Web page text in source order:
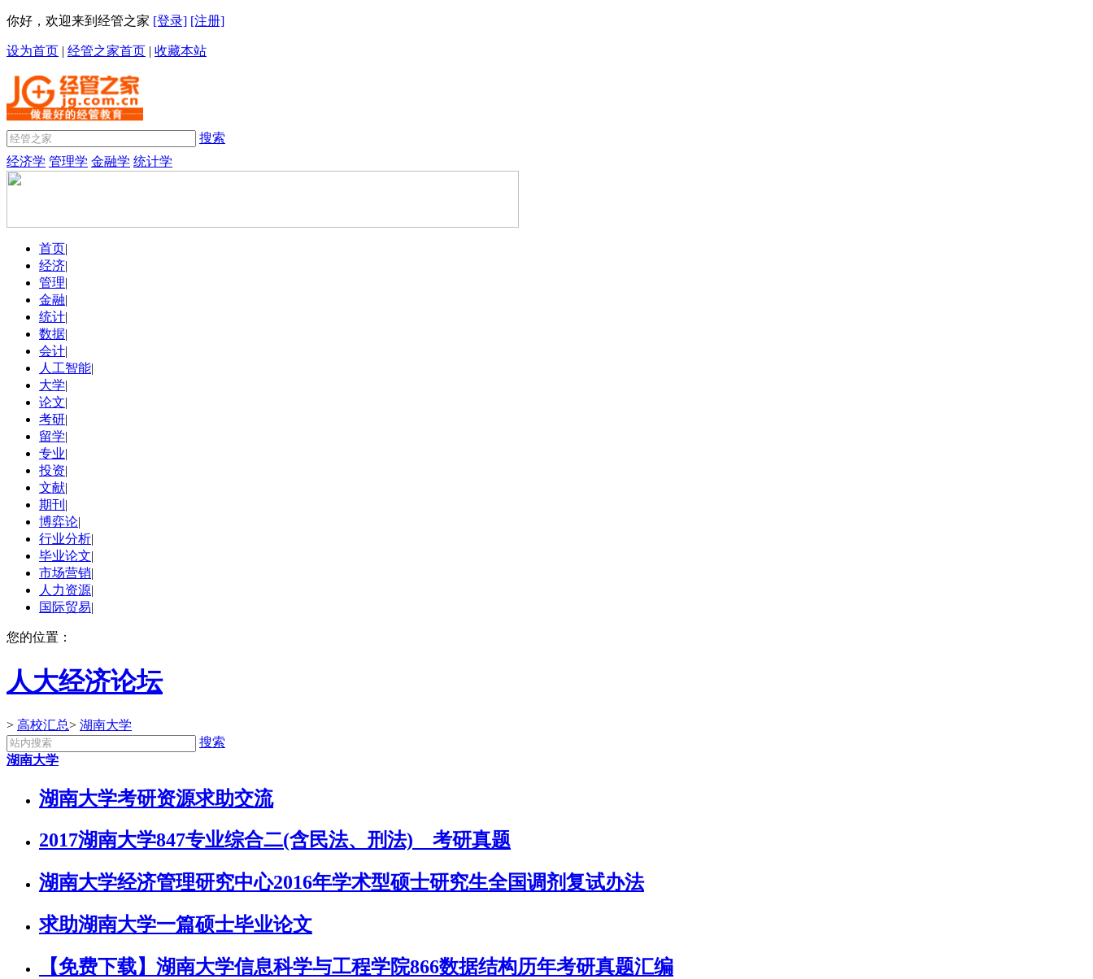
你好，欢迎来到经管之家 [登录] [注册]
设为首页 | 经管之家首页 | 收藏本站
搜索
经济学 管理学 金融学 统计学
首页|
经济|
管理|
金融|
统计|
数据|
会计|
人工智能|
大学|
论文|
考研|
留学|
专业|
投资|
文献|
期刊 |
博弈论|
行业分析|
毕业论文|
市场营销|
人力资源|
国际贸易|
您的位置：
人大经济论坛
> 高校汇总> 湖南大学
搜索
湖南大学
湖南大学考研资源求助交流
2017湖南大学847专业综合二(含民法、刑法) 考研真题
湖南大学经济管理研究中心2016年学术型硕士研究生全国调剂复试办法
求助湖南大学一篇硕士毕业论文
【免费下载】湖南大学信息科学与工程学院866数据结构历年考研真题汇编